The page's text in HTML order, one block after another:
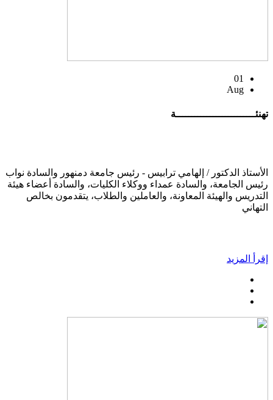
01
Aug
تهنئــــــــــــــــــــــــــة
الأستاذ الدكتور / إلهامي ترابيس - رئيس جامعة دمنهور والسادة نواب
رئيس الجامعة، والسادة عمداء ووكلاء الكليات، والسادة أعضاء هيئة
التدريس والهيئة المعاونة، والعاملين والطلاب، يتقدمون بخالص
التهاني
إقرأ المزيد